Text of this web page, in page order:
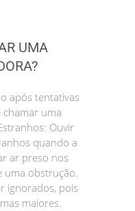
UMA
após tentativas
chamar uma
Ouvir
quando a
ar preso nos
uma obstrução.
ignorados, pois
maiores.